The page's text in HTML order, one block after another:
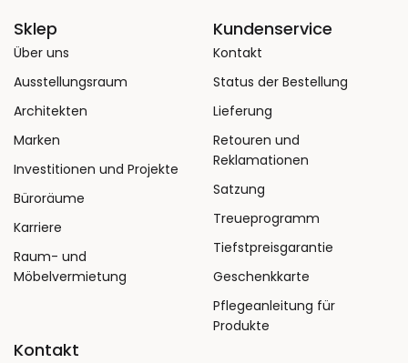
Sklep
Über uns
Ausstellungsraum
Architekten
Marken
Investitionen und Projekte
Büroräume
Karriere
Raum- und
Möbelvermietung
Kundenservice
Kontakt
Status der Bestellung
Lieferung
Retouren und
Reklamationen
Satzung
Treueprogramm
Tiefstpreisgarantie
Geschenkkarte
Pflegeanleitung für
Produkte
Kontakt